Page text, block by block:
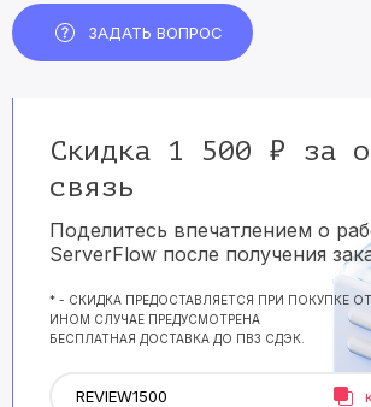
ЗАДАТЬ ВОПРОС
Скидка 1 500 ₽ за
связь
Поделитесь впечатлением о
ServerFlow после получения
* - СКИДКА ПРЕДОСТАВЛЯЕТСЯ ПРИ ПОКУПКЕ ОТ
ИНОМ СЛУЧАЕ ПРЕДУСМОТРЕНА
БЕСПЛАТНАЯ ДОСТАВКА ДО ПВЗ СДЭК.